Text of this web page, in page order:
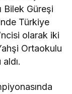
Bilek Güreşi
Türkiye
olarak iki
Ortaokulu